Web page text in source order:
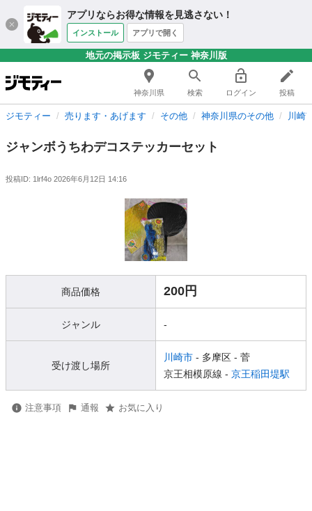
アプリならお得な情報を見逃さない！
インストール アプリで開く
地元の掲示板 ジモティー 神奈川版
神奈川県 検索 ログイン 投稿
ジモティー 売ります・あげます その他 神奈川県のその他 川崎
ジャンボうちわデコステッカーセット
投稿ID: 1lrf4o 2026年6月12日 14:16
商品価格 200円
ジャンル -
受け渡し場所
川崎市 - 多摩区 - 菅
京王相模原線 - 京王稲田堤駅
注意事項 通報 お気に入り